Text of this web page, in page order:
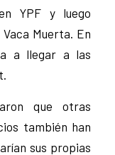
YPF y luego
Muerta. En
a llegar a las
que otras
también han
sus propias